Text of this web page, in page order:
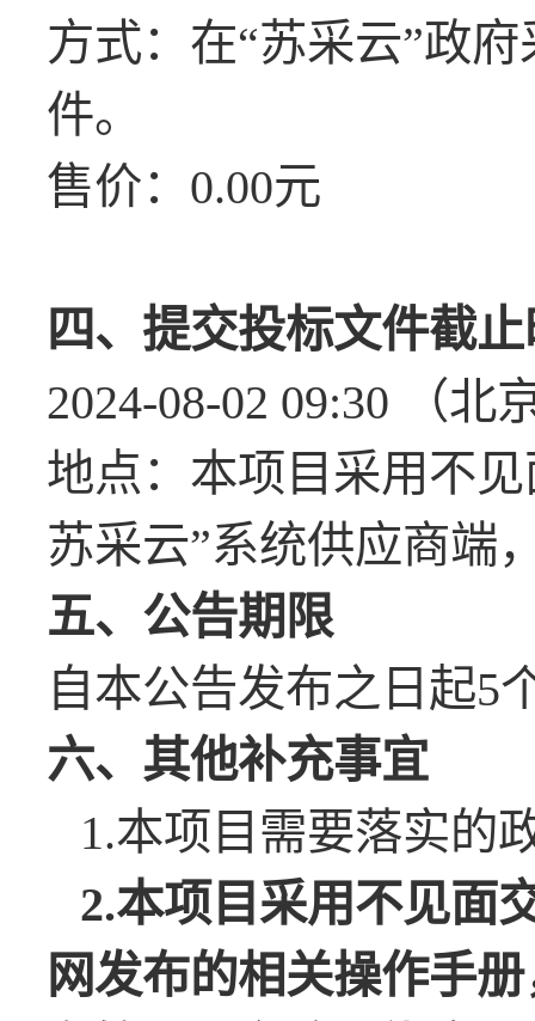
方式：在“苏采云”政
件。
售价： 0.00元
四、提交投标文件截
2024-08-02 09:30 （北
地点：本项目采用不
苏采云”系统供应商端
五、公告期限
自本公告发布之日起5
六、其他补充事宜
1.本项目需要落实的
2.本项目采用不见面
网发布的相关操作手